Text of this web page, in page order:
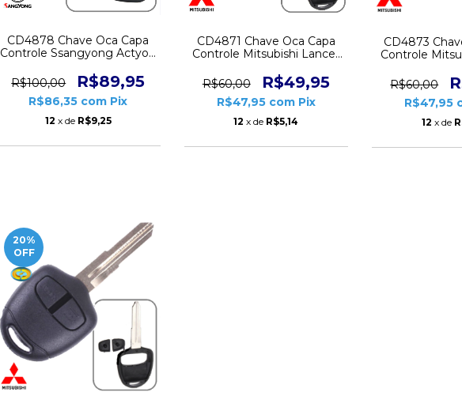
CD4878 Chave Oca Capa
Controle Ssangyong Actyon
R$100,00
R$89,95
R$86,35 com Pix
12 x de R$9,25
CD4871 Chave Oca Capa
Controle Mitsubishi Lancer
Lamina Lado Esquerdo
R$60,00 R$49,95
R$47,95 com Pix
12 x de R$5,14
CD4873
Controle
Lamina
R$60,00
R$47,95
12 x de
20%
OFF